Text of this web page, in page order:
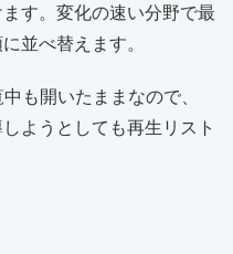
す。変化の速い分野で最
並べ替えます。
も開いたままなので、
ようとしても再生リスト